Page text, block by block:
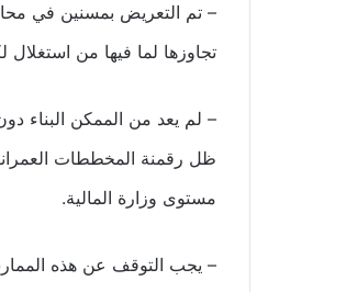
– تم التعريض بمسنين في
تجاوزها لما فيها من
– ⁠لم يعد من الممكن البناء
ظل رقمنة المخططات
مستوى وزارة المالية.
– ⁠يجب التوقف عن هذه